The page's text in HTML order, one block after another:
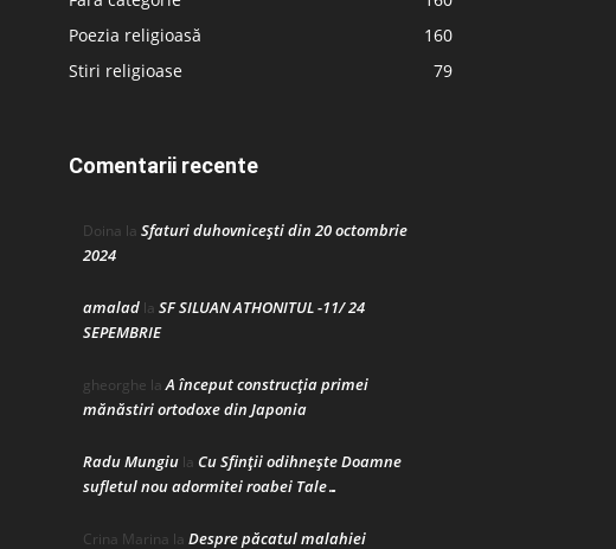
Poezia religioasă
160
Stiri religioase
79
Comentarii recente
Doina la Sfaturi duhovnicești din 20 octombrie
2024
amalad la SF SILUAN ATHONITUL -11/ 24
SEPEMBRIE
gheorghe laA început construcţia primei
mănăstiri ortodoxe din Japonia
Radu Mungiu la Cu Sfinții odihnește Doamne
sufletul nou adormitei roabei Tale…
Crina Marina la Despre păcatul malahiei